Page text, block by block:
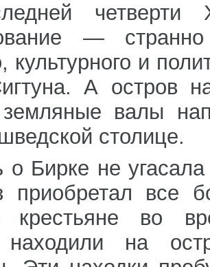
четверти
—
культурного и
А остров
валы
столице.
о Бирке не
приобретал все
крестьяне во
находили на